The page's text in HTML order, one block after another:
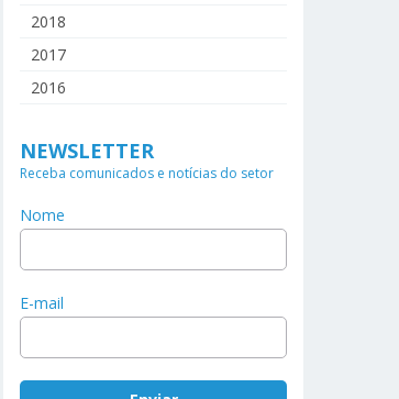
2018
2017
2016
NEWSLETTER
Receba comunicados e notícias do setor
Nome
E-mail